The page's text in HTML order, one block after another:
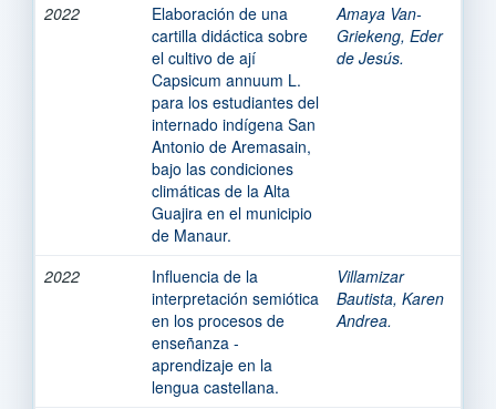
2022
Elaboración de una
cartilla didáctica sobre
el cultivo de ají
Capsicum annuum L.
para los estudiantes del
internado indígena San
Antonio de Aremasain,
bajo las condiciones
climáticas de la Alta
Guajira en el municipio
de Manaur.
Amaya Van-
Griekeng, Eder
de Jesús.
2022
Influencia de la
interpretación semiótica
en los procesos de
enseñanza -
aprendizaje en la
lengua castellana.
Villamizar
Bautista, Karen
Andrea.